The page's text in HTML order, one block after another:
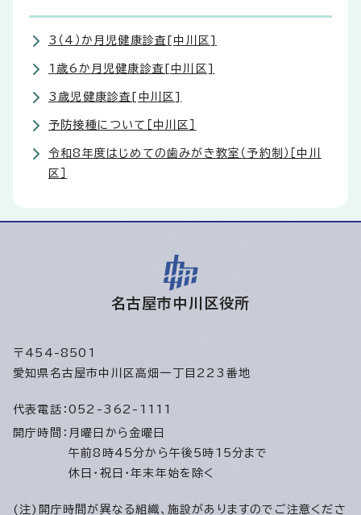
3（4）か月児健康診査[中川区]
1歳6か月児健康診査[中川区]
3歳児健康診査[中川区]
予防接種について［中川区］
令和8年度はじめての歯みがき教室（予約制）［中川
区］
名古屋市中川区役所
〒454-8501
愛知県名古屋市中川区高畑一丁目223番地
代表電話： 052-362-1111
開庁時間： 月曜日から金曜日
午前8時45分から午後5時15分まで
休日・祝日・年末年始を除く
(注)開庁時間が異なる組織、施設がありますのでご注意くださ